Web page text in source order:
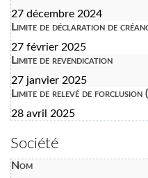
27 décembre 2024
Limite de déclaration de
27 février 2025
Limite de revendication
27 janvier 2025
Limite de relevé de forclusion
28 avril 2025
Société
Nom